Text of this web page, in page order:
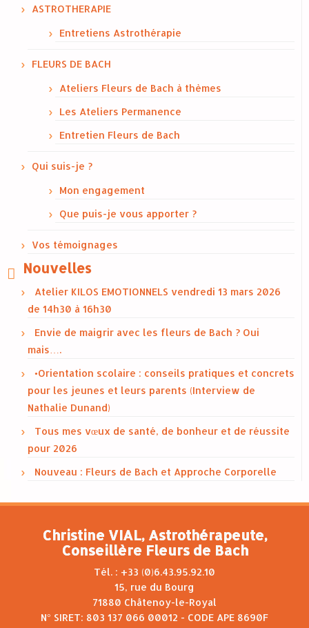
ASTROTHERAPIE
Entretiens Astrothérapie
FLEURS DE BACH
Ateliers Fleurs de Bach à thèmes
Les Ateliers Permanence
Entretien Fleurs de Bach
Qui suis-je ?
Mon engagement
Que puis-je vous apporter ?
Vos témoignages
Nouvelles
Atelier KILOS EMOTIONNELS vendredi 13 mars 2026
de 14h30 à 16h30
Envie de maigrir avec les fleurs de Bach ? Oui
mais….
•Orientation scolaire : conseils pratiques et concrets
pour les jeunes et leurs parents (Interview de
Nathalie Dunand)
Tous mes vœux de santé, de bonheur et de réussite
pour 2026
Nouveau : Fleurs de Bach et Approche Corporelle
Christine VIAL, Astrothérapeute,
Conseillère Fleurs de Bach
Tél. : +33 (0)6.43.95.92.10
15, rue du Bourg
71880 Châtenoy-le-Royal
N° SIRET: 803 137 066 00012 - CODE APE 8690F